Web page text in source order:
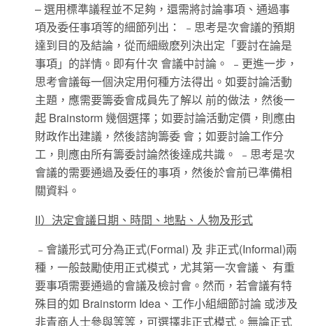
– 選用標準議程並不足夠，還需將討論事項、通過事
項及委任事項等的細節列出： ﹣思考是次會議的預期
達到目的及結論，從而細緻麽列決出定「要討在論是
事項」的詳情。即有什次 會議中討論。 ﹣更進一步，
思考會議每一個決定用何種方法得出。如要討論活動
主題，應需要籌委會成員先了解以 前的做法，然後一
起 Brainstorm 幾個選擇；如要討論活動定價，則應由
財政作出建議，然後諮詢籌委 會；如要討論工作分
工，則應由所有籌委討論然後達成共識。 ﹣思考是次
會議的需要通過及委任的事項，然後於會前已準備相
關資料。
II）決定會議日期、時間、地點、人物及形式
﹣會議形式可分為正式(Formal) 及 非正式(Informal)兩
種，一般鼓勵使用正式模式，尤其第一次會議、 有重
要事項需要通過的會議及檢討會。然而，若會議有特
殊目的如 Brainstorm Idea、工作小組細節討論 或涉及
非青商人士參與等等，可選擇非正式模式。無論正式